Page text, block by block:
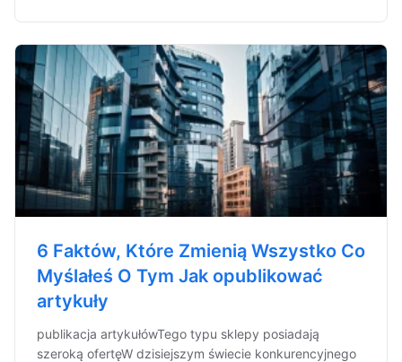
6 Faktów, Które Zmienią Wszystko Co
Myślałeś O Tym Jak opublikować
artykuły
publikacja artykułówTego typu sklepy posiadają
szeroką ofertęW dzisiejszym świecie konkurencyjnego